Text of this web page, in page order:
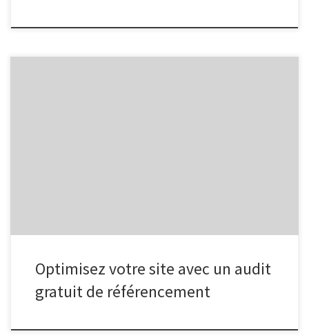
Optimisez votre site avec un audit
gratuit de référencement